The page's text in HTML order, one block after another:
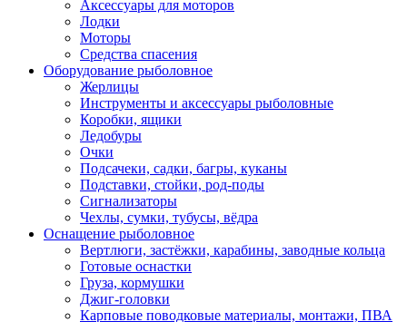
Аксессуары для моторов
Лодки
Моторы
Средства спасения
Оборудование рыболовное
Жерлицы
Инструменты и аксессуары рыболовные
Коробки, ящики
Ледобуры
Очки
Подсачеки, садки, багры, куканы
Подставки, стойки, род-поды
Сигнализаторы
Чехлы, сумки, тубусы, вёдра
Оснащение рыболовное
Вертлюги, застёжки, карабины, заводные кольца
Готовые оснастки
Груза, кормушки
Джиг-головки
Карповые поводковые материалы, монтажи, ПВА